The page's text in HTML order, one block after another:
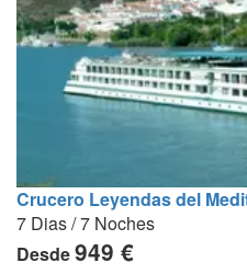
Crucero Leyendas del
7 Dias / 7 Noches
Desde949 €